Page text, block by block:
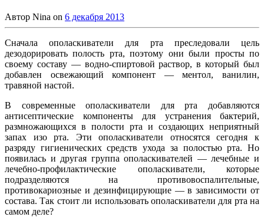
Автор Nina on 6 декабря 2013
Сначала ополаскиватели для рта преследовали цель
дезодорировать полость рта, поэтому они были просты по
своему составу — водно-спиртовой раствор, в который был
добавлен освежающий компонент — ментол, ванилин,
травяной настой.
В современные ополаскиватели для рта добавляются
антисептические компоненты для устранения бактерий,
размножающихся в полости рта и создающих неприятный
запах изо рта. Эти ополаскиватели относятся сегодня к
разряду гигиенических средств ухода за полостью рта. Но
появилась и другая группа ополаскивателей — лечебные и
лечебно-профилактические ополаскиватели, которые
подразделяются на противовоспалительные,
противокариозные и дезинфицирующие — в зависимости от
состава. Так стоит ли использовать ополаскиватели для рта на
самом деле?